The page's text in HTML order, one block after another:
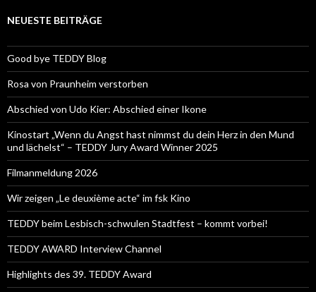
NEUESTE BEITRÄGE
Good bye TEDDY Blog
Rosa von Praunheim verstorben
Abschied von Udo Kier: Abschied einer Ikone
Kinostart „Wenn du Angst hast nimmst du dein Herz in den Mund
und lächelst“ – TEDDY Jury Award Winner 2025
Filmanmeldung 2026
Wir zeigen „Le deuxième acte“ im fsk Kino
TEDDY beim Lesbisch-schwulen Stadtfest – kommt vorbei!
TEDDY AWARD Interview Channel
Highlights des 39. TEDDY Award